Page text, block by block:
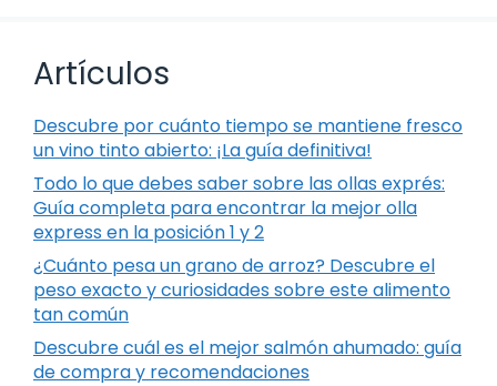
Artículos
Descubre por cuánto tiempo se mantiene fresco
un vino tinto abierto: ¡La guía definitiva!
Todo lo que debes saber sobre las ollas exprés:
Guía completa para encontrar la mejor olla
express en la posición 1 y 2
¿Cuánto pesa un grano de arroz? Descubre el
peso exacto y curiosidades sobre este alimento
tan común
Descubre cuál es el mejor salmón ahumado: guía
de compra y recomendaciones